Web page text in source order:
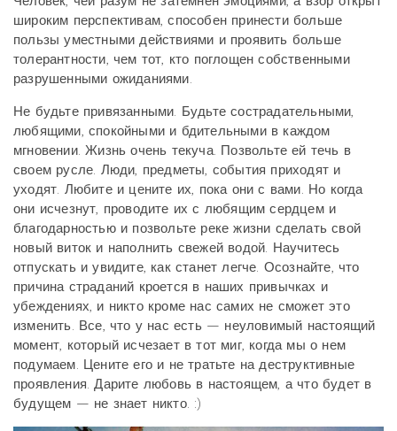
широким перспективам, способен принести больше
пользы уместными действиями и проявить больше
толерантности, чем тот, кто поглощен собственными
разрушенными ожиданиями.
Не будьте привязанными. Будьте сострадательными,
любящими, спокойными и бдительными в каждом
мгновении. Жизнь очень текуча. Позвольте ей течь в
своем русле. Люди, предметы, события приходят и
уходят. Любите и цените их, пока они с вами. Но когда
они исчезнут, проводите их с любящим сердцем и
благодарностью и позвольте реке жизни сделать свой
новый виток и наполнить свежей водой. Научитесь
отпускать и увидите, как станет легче. Осознайте, что
причина страданий кроется в наших привычках и
убеждениях, и никто кроме нас самих не сможет это
изменить. Все, что у нас есть — неуловимый настоящий
момент, который исчезает в тот миг, когда мы о нем
подумаем. Цените его и не тратьте на деструктивные
проявления. Дарите любовь в настоящем, а что будет в
будущем — не знает никто. :)